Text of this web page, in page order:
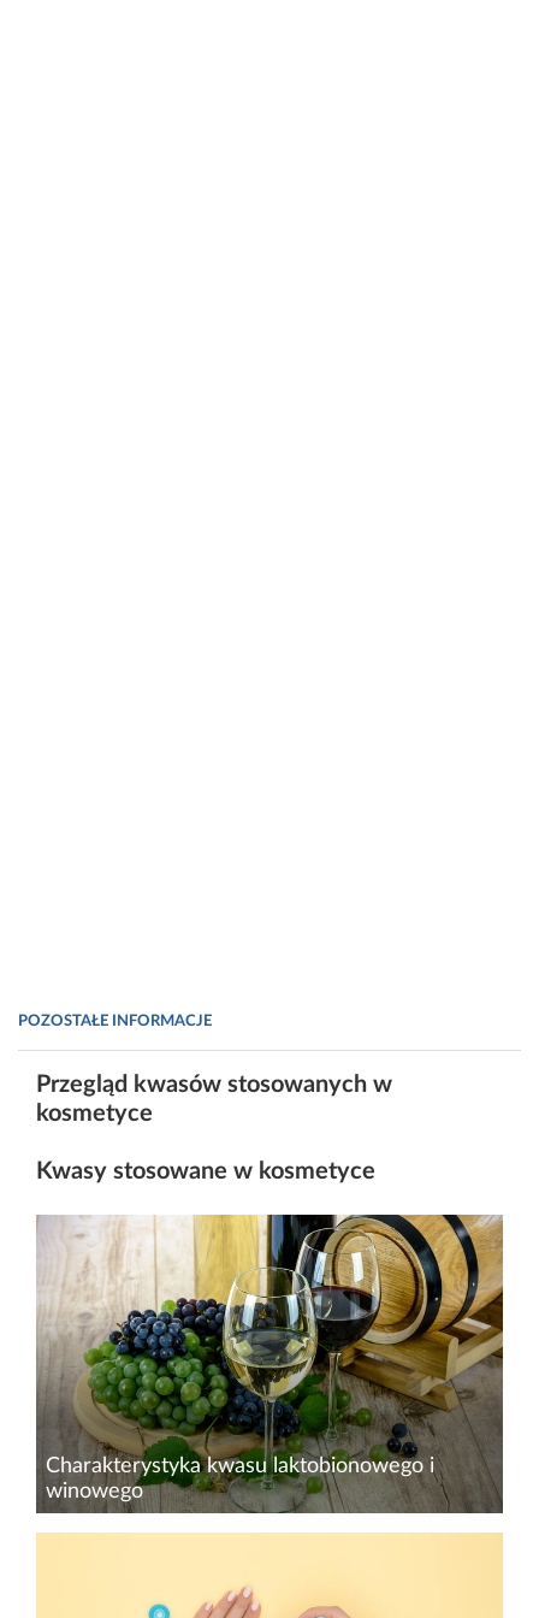
POZOSTAŁE INFORMACJE
Przegląd kwasów stosowanych w
kosmetyce
Kwasy stosowane w kosmetyce
Charakterystyka kwasu laktobionowego i
winowego
Odkrycie kwasów zrewolucjonizowało
stosowanych i najlepiej przebadanych w tym